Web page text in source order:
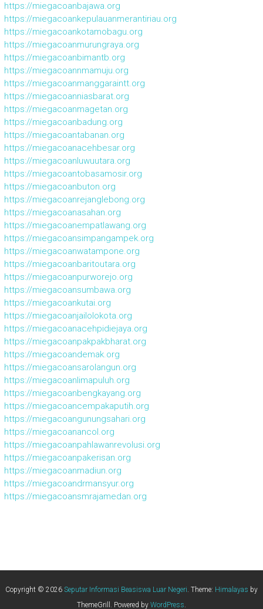
https://miegacoanbajawa.org
https://miegacoankepulauanmerantiriau.org
https://miegacoankotamobagu.org
https://miegacoanmurungraya.org
https://miegacoanbimantb.org
https://miegacoannmamuju.org
https://miegacoanmanggaraintt.org
https://miegacoanniasbarat.org
https://miegacoanmagetan.org
https://miegacoanbadung.org
https://miegacoantabanan.org
https://miegacoanacehbesar.org
https://miegacoanluwuutara.org
https://miegacoantobasamosir.org
https://miegacoanbuton.org
https://miegacoanrejanglebong.org
https://miegacoanasahan.org
https://miegacoanempatlawang.org
https://miegacoansimpangampek.org
https://miegacoanwatampone.org
https://miegacoanbaritoutara.org
https://miegacoanpurworejo.org
https://miegacoansumbawa.org
https://miegacoankutai.org
https://miegacoanjailolokota.org
https://miegacoanacehpidiejaya.org
https://miegacoanpakpakbharat.org
https://miegacoandemak.org
https://miegacoansarolangun.org
https://miegacoanlimapuluh.org
https://miegacoanbengkayang.org
https://miegacoancempakaputih.org
https://miegacoangunungsahari.org
https://miegacoanancol.org
https://miegacoanpahlawanrevolusi.org
https://miegacoanpakerisan.org
https://miegacoanmadiun.org
https://miegacoandrmansyur.org
https://miegacoansmrajamedan.org
Copyright © 2026 Seputar Informasi Beasiswa Luar Negeri. Theme: Himalayas by
ThemeGrill. Powered by WordPress.